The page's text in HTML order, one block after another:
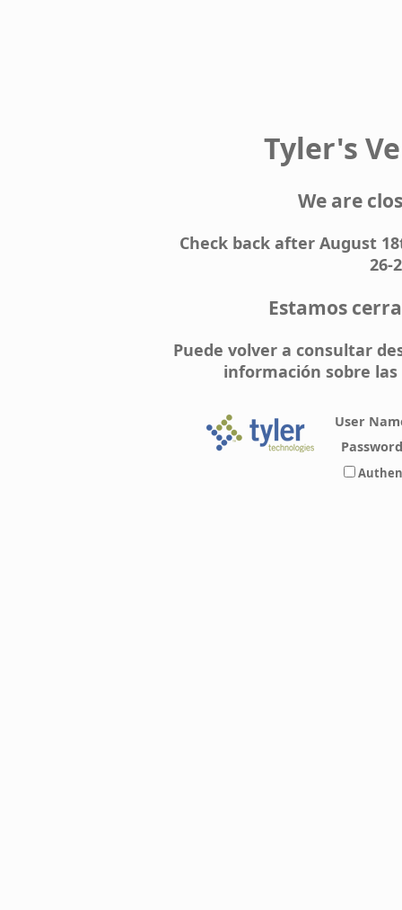
Tyler's
We are
Check back after August
26-
Estamos
Puede volver a consultar
información sobre las
User
Password